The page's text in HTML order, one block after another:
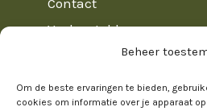
Beheer
Om de beste ervaringen te bieden,
cookies om informatie over je apparaat
Contact
Veelgestelde vragen
Algemene voorwaarden